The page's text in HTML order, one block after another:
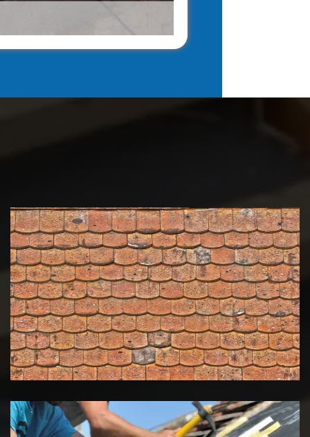
Nettoyage et démoussage de
toiture 39 Jura